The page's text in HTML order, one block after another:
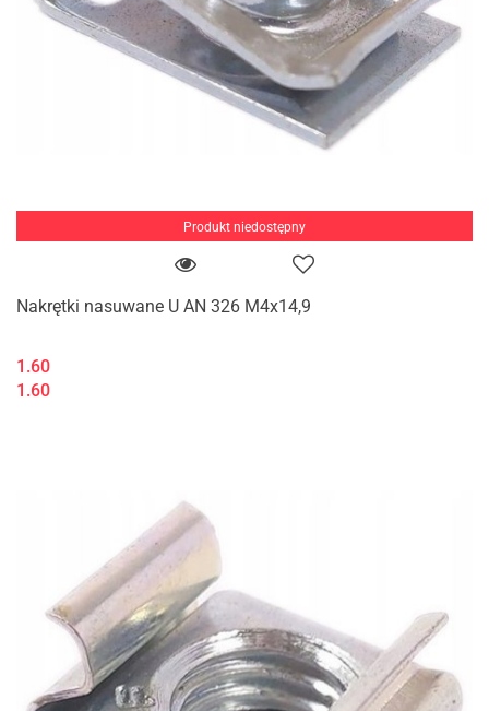
Produkt niedostępny
Nakrętki nasuwane U AN 326 M4x14,9
1.60
1.60